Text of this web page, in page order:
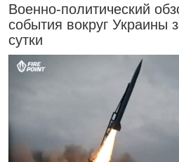
Военно-политический
события вокруг Украины
сутки